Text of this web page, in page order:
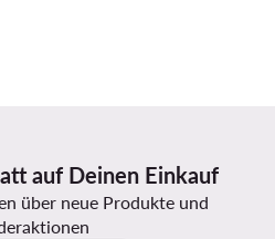
auf Deinen Einkauf
über neue Produkte und